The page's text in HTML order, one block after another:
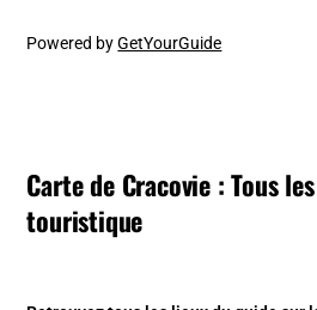
Powered byGetYourGuide
Carte de Cracovie : Tous
touristique